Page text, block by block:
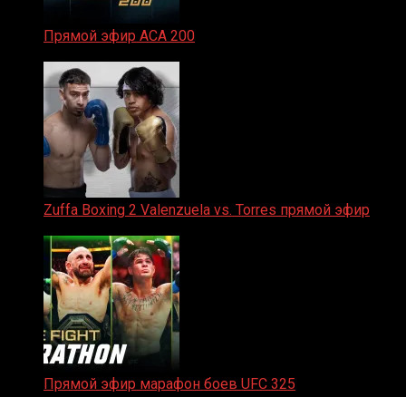
Прямой эфир ACA 200
Zuffa Boxing 2 Valenzuela vs. Torres прямой эфир
Прямой эфир марафон боев UFC 325